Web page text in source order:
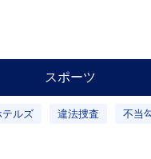
スポーツ
テルズ 違法捜査 不当